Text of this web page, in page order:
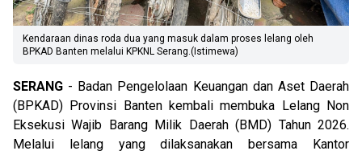
Kendaraan dinas roda dua yang masuk dalam proses lelang oleh
BPKAD Banten melalui KPKNL Serang.(Istimewa)
SERANG - Badan Pengelolaan Keuangan dan Aset Daerah
(BPKAD) Provinsi Banten kembali membuka Lelang Non
Eksekusi Wajib Barang Milik Daerah (BMD) Tahun 2026.
Melalui lelang yang dilaksanakan bersama Kantor